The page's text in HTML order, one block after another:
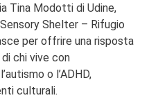
Tina Modotti di Udine,
Shelter – Rifugio
per offrire una risposta
chi vive con
o l’ADHD,
culturali.